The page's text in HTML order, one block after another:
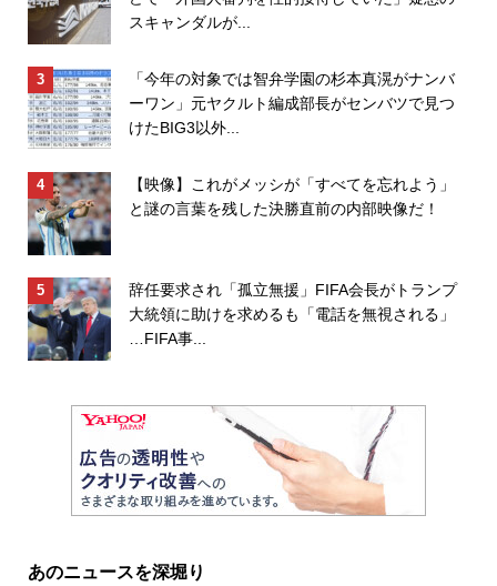
スキャンダルが...
「今年の対象では智弁学園の杉本真滉がナンバ
ーワン」元ヤクルト編成部長がセンバツで見つ
けたBIG3以外...
【映像】これがメッシが「すべてを忘れよう」
と謎の言葉を残した決勝直前の内部映像だ！
辞任要求され「孤立無援」FIFA会長がトランプ
大統領に助けを求めるも「電話を無視される」
…FIFA事...
あのニュースを深堀り